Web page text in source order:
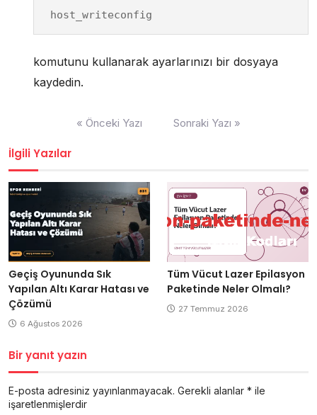
host_writeconfig
komutunu kullanarak ayarlarınızı bir dosyaya
kaydedin.
« Önceki Yazı Sonraki Yazı »
İlgili Yazılar
Geçiş Oyununda Sık
Yapılan Altı Karar Hatası ve
Çözümü
6 Ağustos 2026
Tüm Vücut Lazer Epilasyon
Paketinde Neler Olmalı?
27 Temmuz 2026
Bir yanıt yazın
E-posta adresiniz yayınlanmayacak. Gerekli alanlar * ile
işaretlenmişlerdir